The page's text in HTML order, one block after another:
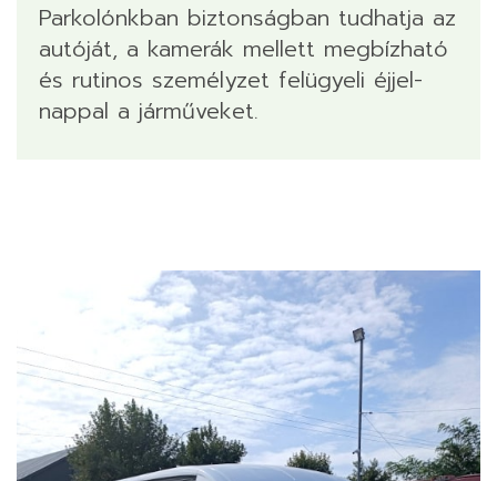
Parkolónkban biztonságban tudhatja az
autóját, a kamerák mellett megbízható
és rutinos személyzet felügyeli éjjel-
nappal a járműveket.